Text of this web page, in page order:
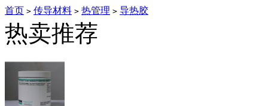
首页 > 传导材料 > 热管理 > 导热胶
热卖推荐